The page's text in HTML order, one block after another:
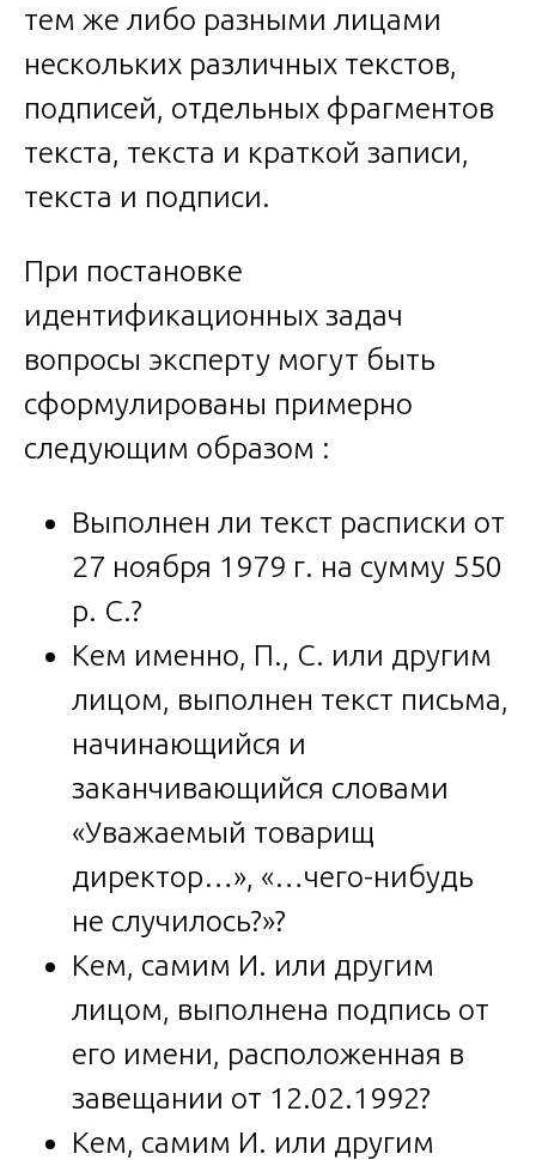
тем же либо разными лицами
нескольких различных текстов,
подписей, отдельных фрагментов
текста, текста и краткой записи,
текста и подписи.
При постановке
идентификационных задач
вопросы эксперту могут быть
сформулированы примерно
следующим образом :
Выполнен ли текст расписки от
27 ноября 1979 г. на сумму 550
р. С.?
Кем именно, П., С. или другим
лицом, выполнен текст письма,
начинающийся и
заканчивающийся словами
«Уважаемый товарищ
директор…», «…чего-нибудь
не случилось?»?
Кем, самим И. или другим
лицом, выполнена подпись от
его имени, расположенная в
завещании от 12.02.1992?
Кем, самим И. или другим